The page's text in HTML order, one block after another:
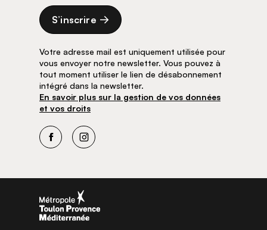
S’inscrire
Votre adresse mail est uniquement utilisée pour
vous envoyer notre newsletter. Vous pouvez à
tout moment utiliser le lien de désabonnement
intégré dans la newsletter.
En savoir plus sur la gestion de vos données
et vos droits
FacebookInstagram